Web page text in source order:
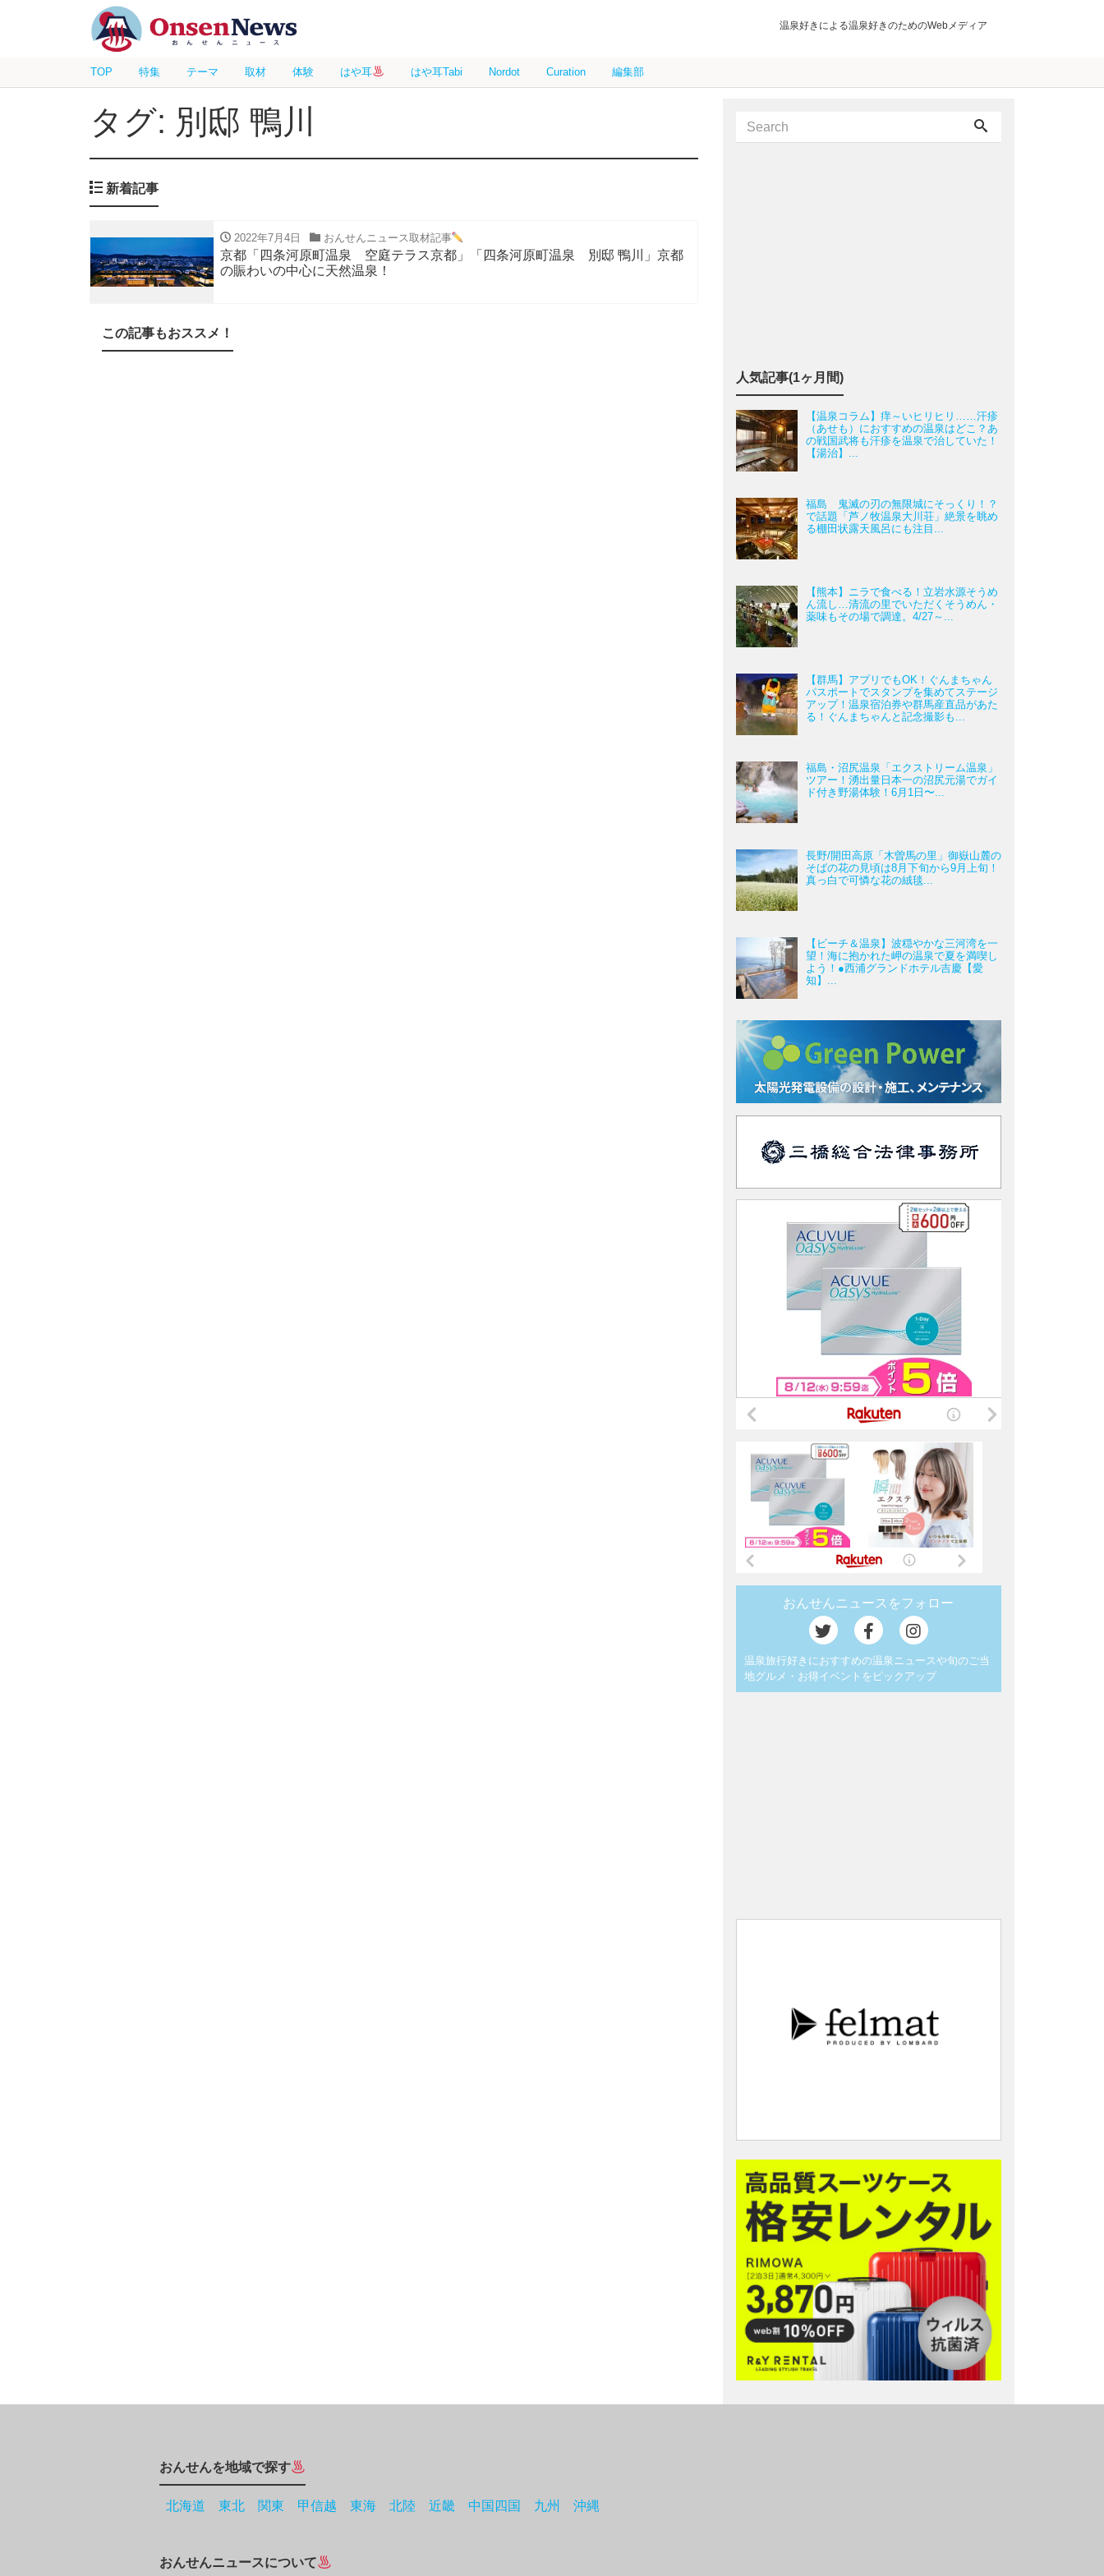
温泉好きによる温泉好きのためのWebメディア
TOP 特集 テーマ 取材 体験 はや耳 はや耳Tabi Nordot Curation 編集部
タグ: 別邸 鴨川
新着記事
2022年7月4日 おんせんニュース取材記事
京都「四条河原町温泉 空庭テラス京都」「四条河原町温泉 別邸 鴨川」京都
の賑わいの中心に天然温泉！
この記事もおススメ！
人気記事(1ヶ月間)
【温泉コラム】痒～いヒリヒリ……汗疹
（あせも）におすすめの温泉はどこ？あ
の戦国武将も汗疹を温泉で治していた！
【湯治】...
福島 鬼滅の刃の無限城にそっくり！？
で話題「芦ノ牧温泉大川荘」絶景を眺め
る棚田状露天風呂にも注目...
【熊本】ニラで食べる！立岩水源そうめ
ん流し…清流の里でいただくそうめん・
薬味もその場で調達。4/27～...
【群馬】アプリでもOK！ぐんまちゃん
パスポートでスタンプを集めてステージ
アップ！温泉宿泊券や群馬産直品があた
る！ぐんまちゃんと記念撮影も...
福島・沼尻温泉「エクストリーム温泉」
ツアー！湧出量日本一の沼尻元湯でガイ
ド付き野湯体験！6月1日〜...
長野/開田高原「木曽馬の里」御嶽山麓の
そばの花の見頃は8月下旬から9月上旬！
真っ白で可憐な花の絨毯...
【ビーチ＆温泉】波穏やかな三河湾を一
望！海に抱かれた岬の温泉で夏を満喫し
よう！●西浦グランドホテル吉慶【愛
知】...
おんせんニュースをフォロー
温泉旅行好きにおすすめの温泉ニュースや旬のご当
地グルメ・お得イベントをピックアップ
おんせんを地域で探す
北海道 東北 関東 甲信越 東海 北陸 近畿 中国四国 九州 沖縄
おんせんニュースについて